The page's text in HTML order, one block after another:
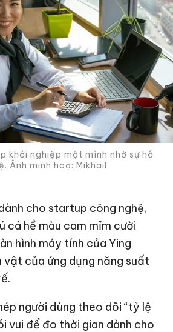
khởi nghiệp một mình nhờ sự hỗ
Ảnh minh hoạ: Mikhail
cho startup công nghệ,
cá hề màu cam mỉm cười
hình máy tính của Ying
vật của ứng dụng năng suất
người dùng theo dõi “tỷ lệ
vui để đo thời gian dành cho